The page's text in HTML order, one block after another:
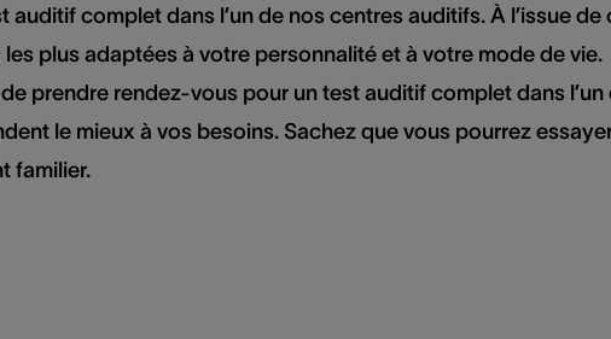
complet dans l’un de nos centres auditifs. À l’issue de
plus adaptées à votre personnalité et à votre mode de vie.
prendre rendez-vous pour un test auditif complet dans l’un
le mieux à vos besoins. Sachez que vous pourrez
familier.